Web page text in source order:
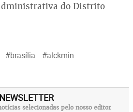
do Distrito
#brasília
#alckmin
selecionadas pelo nosso editor